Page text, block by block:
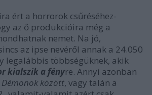
ért a horrorok csűréséhez-
az ő produkcióira még a
nemet. Na jó,
az ipse nevéről annak a 24.050
legalábbis többségüknek, akik
kialszik a fényre. Annyi azonban
Démonok között, vagy talán a